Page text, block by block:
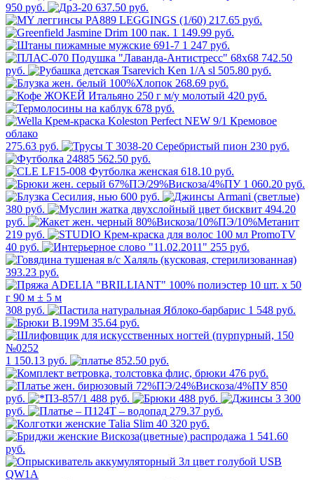
950 руб.
637.50 руб.
217.65 руб.
1 149.99 руб.
1 247 руб.
742.50
руб.
505.80 руб.
268.69 руб.
420 руб.
678 руб.
275.63 руб.
230 руб.
562.50 руб.
618.10 руб.
1 060.20 руб.
600 руб.
380 руб.
494.20
руб.
219 руб.
40 руб.
255 руб.
393.23 руб.
308 руб.
1 548 руб.
35.64 руб.
1 150.13 руб.
852.50 руб.
476 руб.
850
руб.
488 руб. 488 руб.
3 300
руб.
279.37 руб.
320 руб.
1 541.60
руб.